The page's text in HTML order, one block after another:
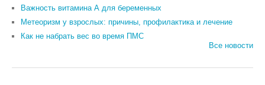
Важность витамина А для беременных
Метеоризм у взрослых: причины, профилактика и лечение
Как не набрать вес во время ПМС
Все новости